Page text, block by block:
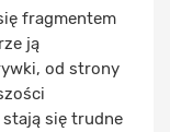
fragmentem
ją
od strony
się trudne